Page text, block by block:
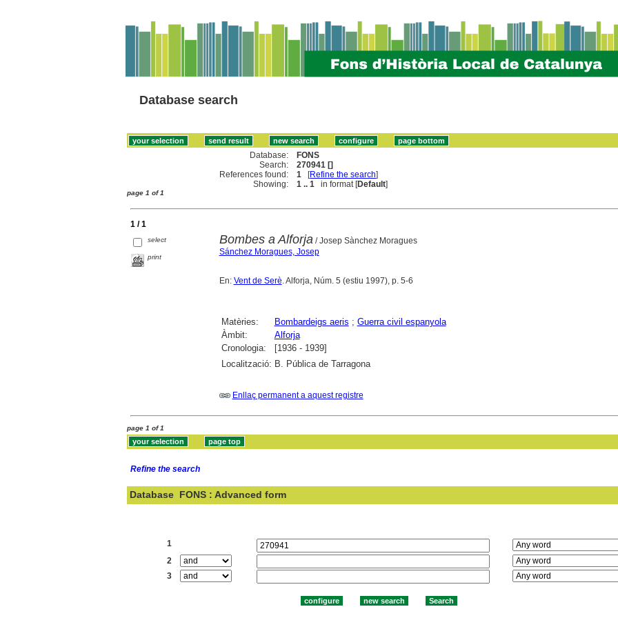
Database search
Database:
FONS
Search:
270941 []
References found:
1 [Refine the search]
Showing:
1 .. 1 in format [Default]
page 1 of 1
1 / 1
select
print
Bombes a Alforja/ Josep Sànchez Moragues
Sánchez Moragues, Josep
En: Vent de Serè. Alforja, Núm. 5 (estiu 1997), p. 5-6
Matèries: Bombardeigs aeris ; Guerra civil espanyola
Àmbit:
Alforja
Cronologia:
[1936 - 1939]
Localització: B. Pública de Tarragona
Enllaç permanent a aquest registre
page 1 of 1
Refine the search
Database FONS : Advanced form
1
2
3